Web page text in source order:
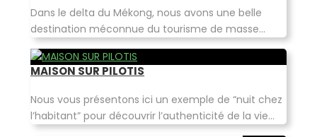
Dans le delta du Mékong, nous avons une belle
destination méconnue du tourisme de masse...
MAISON SUR PILOTIS
Nous vous présentons ici un exemple de “nuit chez
l’habitant” pour découvrir l’authenticité de la vie...